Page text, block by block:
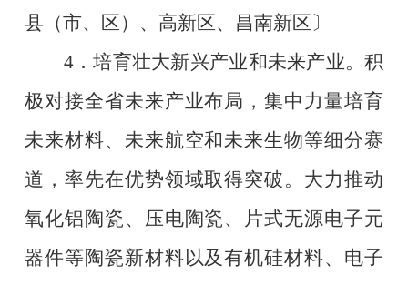
县（市、区）、高新区、昌南新区〕
4．培育壮大新兴产业和未来产业。积
极对接全省未来产业布局，集中力量培育
未来材料、未来航空和未来生物等细分赛
道，率先在优势领域取得突破。大力推动
氧化铝陶瓷、压电陶瓷、片式无源电子元
器件等陶瓷新材料以及有机硅材料、电子